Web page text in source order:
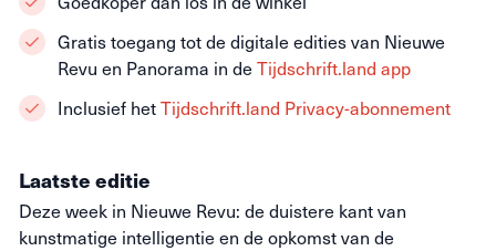
Laatste editie
Deze week in Nieuwe Revu: de duistere kant van
kunstmatige intelligentie en de opkomst van de
Gratis toegang tot de digitale edities van Nieuwe
Revu en Panorama in de Tijdschrift.land app
Inclusief hetTijdschrift.land Privacy-abonnement